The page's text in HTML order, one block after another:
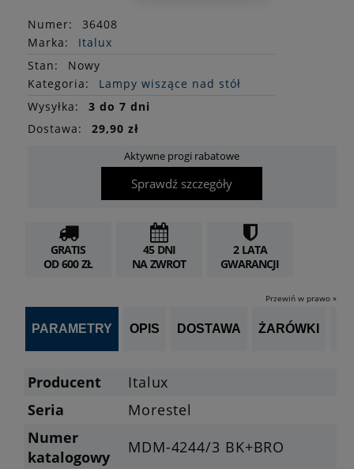
Numer:
36408
Marka:
Italux
Stan:
Nowy
Kategoria:
Lampy wiszące nad stół
Wysyłka:
3 do 7 dni
Dostawa:
29,90 zł
Aktywne progi rabatowe
Sprawdź szczegóły
GRATIS
OD 600 ZŁ
45 DNI
NA ZWROT
2 LATA
GWARANCJI
Przewiń w prawo »
PARAMETRY OPIS DOSTAWA ŻARÓWKI
Producent
Italux
Seria
Morestel
Numer
katalogowy
MDM-4244/3 BK+BRO